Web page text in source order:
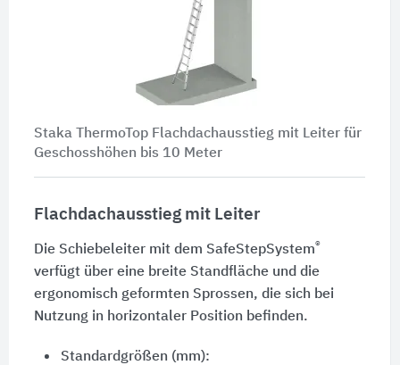
Staka ThermoTop Flachdachausstieg mit Leiter für
Geschosshöhen bis 10 Meter
Flachdachausstieg mit Leiter
Die Schiebeleiter mit dem SafeStepSystem®
verfügt über eine breite Standfläche und die
ergonomisch geformten Sprossen, die sich bei
Nutzung in horizontaler Position befinden.
Standardgrößen (mm):